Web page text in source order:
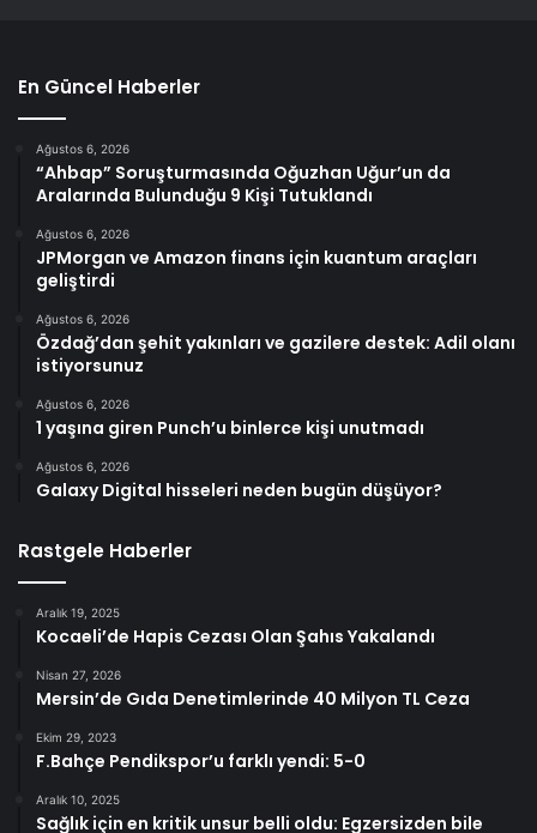
En Güncel Haberler
Ağustos 6, 2026
“Ahbap” Soruşturmasında Oğuzhan Uğur’un da
Aralarında Bulunduğu 9 Kişi Tutuklandı
Ağustos 6, 2026
JPMorgan ve Amazon finans için kuantum araçları
geliştirdi
Ağustos 6, 2026
Özdağ’dan şehit yakınları ve gazilere destek: Adil olanı
istiyorsunuz
Ağustos 6, 2026
1 yaşına giren Punch’u binlerce kişi unutmadı
Ağustos 6, 2026
Galaxy Digital hisseleri neden bugün düşüyor?
Rastgele Haberler
Aralık 19, 2025
Kocaeli’de Hapis Cezası Olan Şahıs Yakalandı
Nisan 27, 2026
Mersin’de Gıda Denetimlerinde 40 Milyon TL Ceza
Ekim 29, 2023
F.Bahçe Pendikspor’u farklı yendi: 5-0
Aralık 10, 2025
Sağlık için en kritik unsur belli oldu: Egzersizden bile